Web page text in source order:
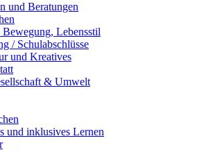
und Beratungen
Bewegung, Lebensstil
/ Schulabschlüsse
und Kreatives
& Umwelt
und inklusives Lernen